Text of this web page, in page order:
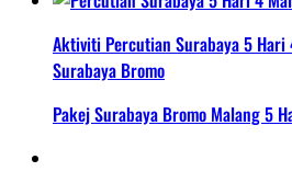
Aktiviti Percutian Surabaya 5 Hari
Surabaya Bromo
Pakej Surabaya Bromo Malang 5